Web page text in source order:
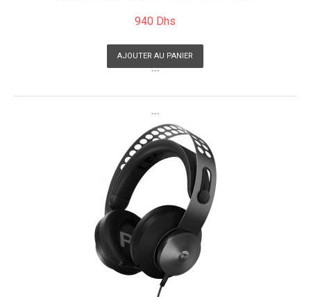
940 Dhs
AJOUTER AU PANIER
```
```